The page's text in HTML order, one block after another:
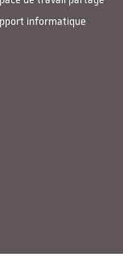
informatique